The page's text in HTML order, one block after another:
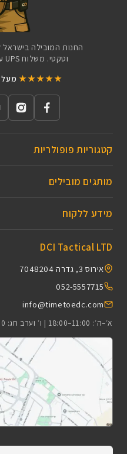
וטקטי. משלוח UPS עד 48 שעות לכל הארץ.
★★★★★ מעל 1,000 ביקורות בגוגל
קטגוריות פופולריות
מותגים מובילים
מידע ללקוח
DCI Tactical LTD
אירוס 3, גדרה 7048204
052-5557715
info@timetoedc.com
א׳–ה׳: 11:00–18:00 | ו׳ וערב חג: 10:00–14:00